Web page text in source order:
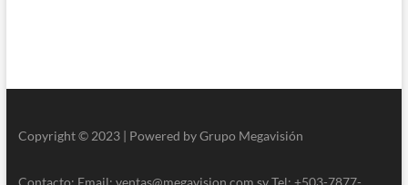
Copyright © 2023 | Powered by Grupo Megavisión
Contacto: Email: ventas@megavision.com.sv Tel: +503-7877-